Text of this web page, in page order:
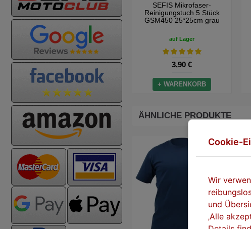
SEFIS Mikrofaser-
Reinigungstuch 5 Stück
GSM450 25*25cm grau
auf Lager
3,90 €
+ WARENKORB
ÄHNLICHE PRODUKTE
Cookie-
Wir
und
‚Alle